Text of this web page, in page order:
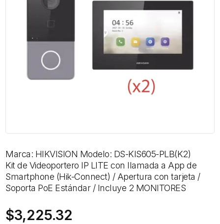
Marca: HIKVISION Modelo: DS-KIS605-PLB(K2)
Kit de Videoportero IP LITE con llamada a App de
Smartphone (Hik-Connect) / Apertura con tarjeta /
Soporta PoE Estándar / Incluye 2 MONITORES
$3,225.32